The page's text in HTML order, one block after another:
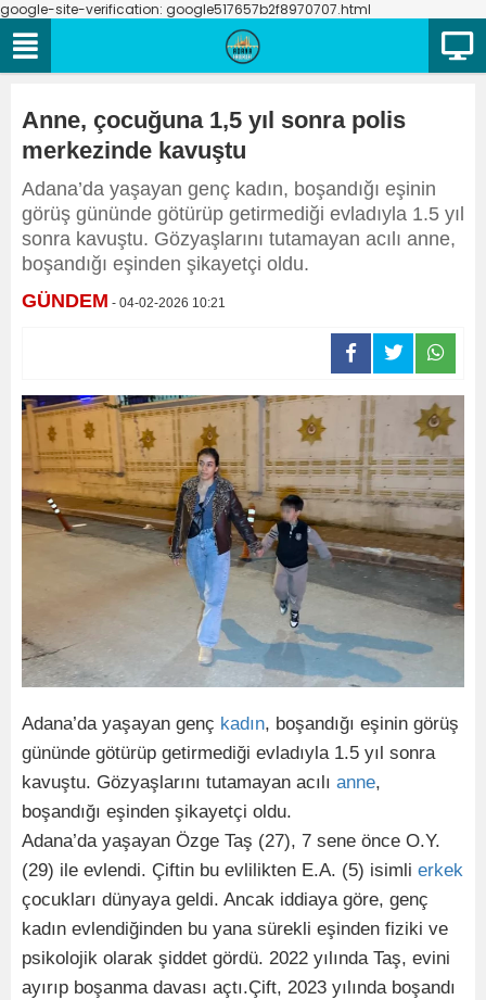
google-site-verification: google517657b2f8970707.html
Anne, çocuğuna 1,5 yıl sonra polis
merkezinde kavuştu
Adana’da yaşayan genç kadın, boşandığı eşinin
görüş gününde götürüp getirmediği evladıyla 1.5 yıl
sonra kavuştu. Gözyaşlarını tutamayan acılı anne,
boşandığı eşinden şikayetçi oldu.
GÜNDEM - 04-02-2026 10:21
Adana’da yaşayan genç kadın, boşandığı eşinin görüş
gününde götürüp getirmediği evladıyla 1.5 yıl sonra
kavuştu. Gözyaşlarını tutamayan acılı anne,
boşandığı eşinden şikayetçi oldu.
Adana’da yaşayan Özge Taş (27), 7 sene önce O.Y.
(29) ile evlendi. Çiftin bu evlilikten E.A. (5) isimli erkek
çocukları dünyaya geldi. Ancak iddiaya göre, genç
kadın evlendiğinden bu yana sürekli eşinden fiziki ve
psikolojik olarak şiddet gördü. 2022 yılında Taş, evini
ayırıp boşanma davası açtı.Çift, 2023 yılında boşandı